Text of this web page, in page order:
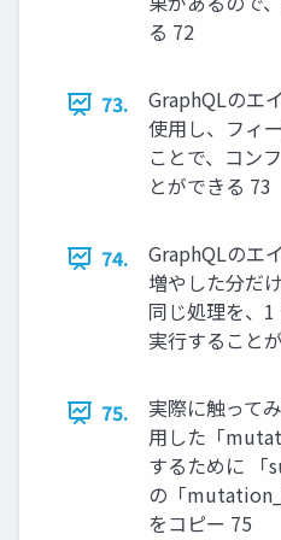
る 72
73.
GraphQLのエ
使⽤し、フィ
ことで、コン
とができる 73
74.
GraphQLのエ
増やした分だ
同じ処理を、
実⾏すること
75.
実際に触って
⽤した「
するために 「
の「
をコピー 75